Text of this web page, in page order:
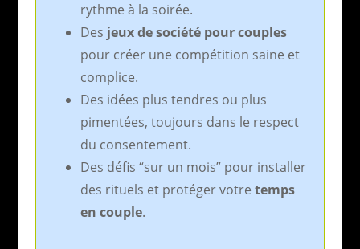
rythme à la soirée.
Des jeux de société pour couples
pour créer une compétition saine et
complice.
Des idées plus tendres ou plus
pimentées, toujours dans le respect
du consentement.
Des défis “sur un mois” pour installer
des rituels et protéger votre temps
en couple.